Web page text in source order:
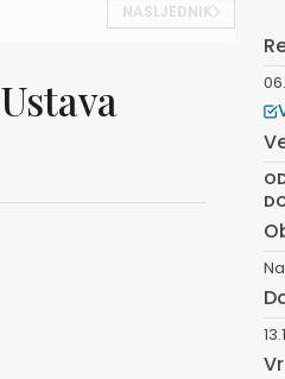
NASLJEDNIK